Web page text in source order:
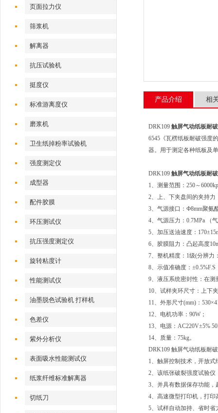
页面拉力仪
筛浆机
解离器
抗压试验机
挺度仪
标准游离度仪
磨浆机
卫生纸掉粉率试验机
强度测定仪
成型器
配件胶膜
环压测试仪
抗压强度测定仪
旋转粘度计
性能测试仪
油墨脱色试验机 打样机
色差仪
紫外分析仪
表面吸水性能测试仪
纸浆纤维标准解离器
切纸刀
产品介绍 相
DRK109 触屏气动纸板耐
6545《瓦楞纸板耐破强度
器。用于测定各种纸板及
DRK109 触屏气动纸板耐
1、测量范围：250～
2、上、下夹盘间的夹持力
3、气源接口：Ф8mm聚氨
4、气源压力：0.7MPa （
5、加压送油速度：
6、胶膜阻力：凸起高度
7、整机精度：1级(分辨力
8、示值准确度：±0.5%F.S
9、液压系统密封性：在测
10、试样夹环尺寸：上下
11、外形尺寸(mm)：
12、电机功率：90W；
13、电源：AC220V±5%
14、质量：75kg。
DRK109 触屏气动纸板耐
1、触屏控制技术，开放
2、该纸张破裂强度试验
3、并具有数据保存功能，
4、高速微型打印机，打
5、试样自动加持、省时省